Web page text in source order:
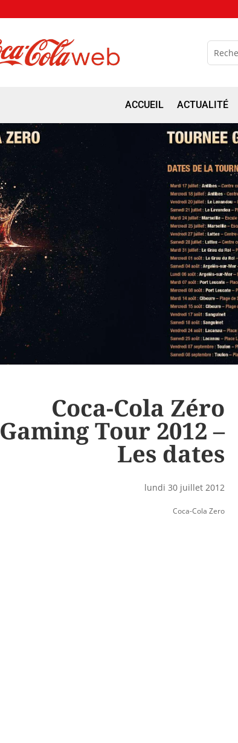
ACCUEIL ACTUALITÉ
Coca-Cola Zéro
Gaming Tour 2012 –
Les dates
lundi 30 juillet 2012
Coca-Cola Zero